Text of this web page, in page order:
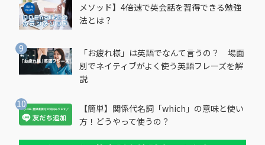
メソッド】4倍速で英会話を習得できる勉強
法とは？
「お疲れ様」は英語でなんて言うの？ 場面
別でネイティブがよく使う英語フレーズを解
説
【簡単】関係代名詞「which」の意味と使い
方！どうやって使うの？